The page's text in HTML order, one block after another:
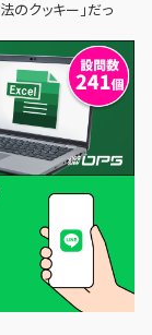
のクッキー」だっ